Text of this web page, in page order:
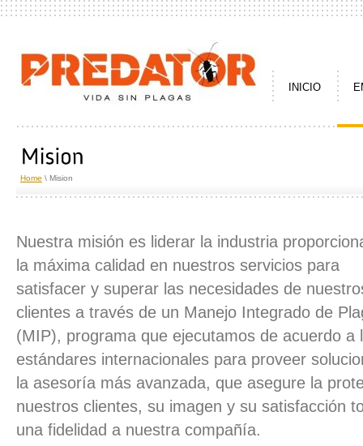
INICIO
Home \ Mision
Nuestra misión es liderar la industria
la máxima calidad en nuestros servicios para
satisfacer y superar las necesidades de
clientes a través de un Manejo Integrado de
(MIP), programa que ejecutamos de acuerdo a
estándares internacionales para proveer
la asesoría más avanzada, que asegure la
nuestros clientes, su imagen y su satisfacción
una fidelidad a nuestra compañía.